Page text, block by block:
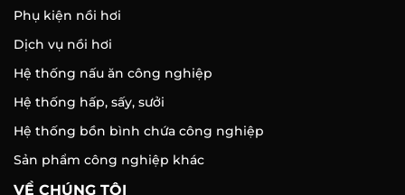
Phụ kiện nồi hơi
Dịch vụ nồi hơi
Hệ thống nấu ăn công nghiệp
Hệ thống hấp, sấy, sưởi
Hệ thống bồn bình chứa công nghiệp
Sản phẩm công nghiệp khác
VỀ CHÚNG TÔI